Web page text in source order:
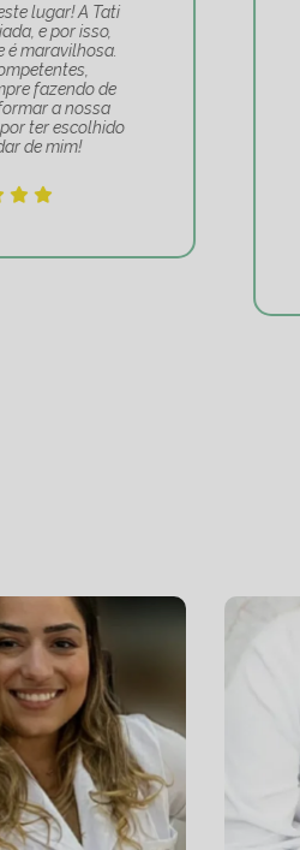
Quase um
(fisio, RPG e
clínica Ponto
tenho a
e atenção que
equipe é
Viana, que está
mega
melhorando
saúde é o
experimentar!